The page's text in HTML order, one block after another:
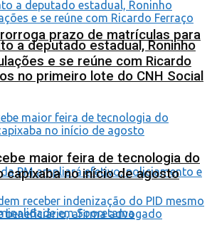
prazo de matrículas para
no primeiro lote do CNH Social
a deputado estadual, Roninho
e se reúne com Ricardo
maior feira de tecnologia do
capixaba no início de agosto